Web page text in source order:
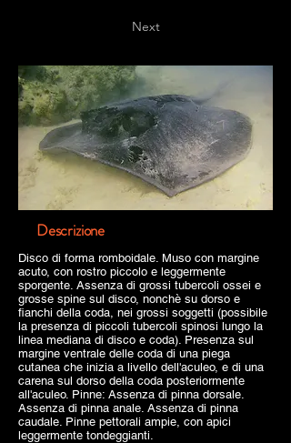
Next
Descrizione
Disco di forma romboidale. Muso con margine
acuto, con rostro piccolo e leggermente
sporgente. Assenza di grossi tubercoli ossei e
grosse spine sul disco, nonchè su dorso e
fianchi della coda, nei grossi soggetti (possibile
la presenza di piccoli tubercoli spinosi lungo la
linea mediana di disco e coda). Presenza sul
margine ventrale delle coda di una piega
cutanea che inizia a livello dell'aculeo, e di una
carena sul dorso della coda posteriormente
all'aculeo. Pinne: Assenza di pinna dorsale.
Assenza di pinna anale. Assenza di pinna
caudale. Pinne pettorali ampie, con apici
leggermente tondeggianti.